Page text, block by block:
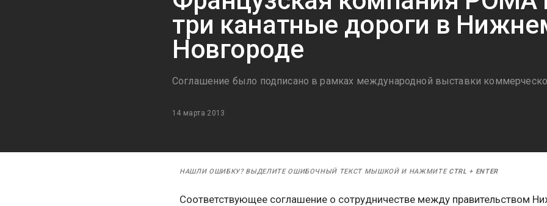
три канатные дороги в
Новгороде
Соглашение было подписано в рамках международной выставки
14 марта 2013
НАШЛИ ОШИБКУ? ВЫДЕЛИТЕ ОШИБОЧНЫЙ ТЕКСТ МЫШКОЙ И НАЖМИТЕ CTRL + ENTER
Соответствующее соглашение о сотрудничестве между правительством